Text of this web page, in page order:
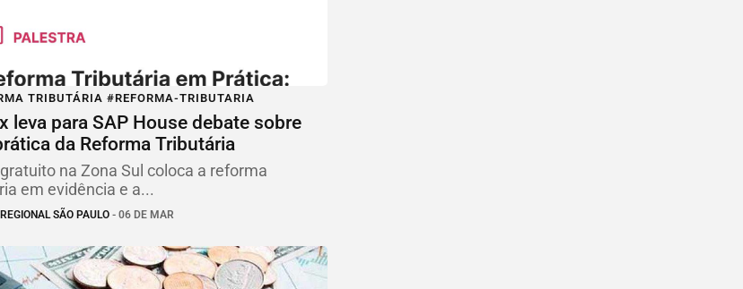
TRIBUTÁRIA #REFORMA-TRIBUTARIA
leva para SAP House debate sobre
da Reforma Tributária
na Zona Sul coloca a reforma
em evidência e a...
SÃO PAULO - 06 DE MAR